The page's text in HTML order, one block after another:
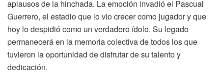
aplausos de la hinchada. La emoción invadió el Pascual
Guerrero, el estadio que lo vio crecer como jugador y que
hoy lo despidió como un verdadero ídolo. Su legado
permanecerá en la memoria colectiva de todos los que
tuvieron la oportunidad de disfrutar de su talento y
dedicación.